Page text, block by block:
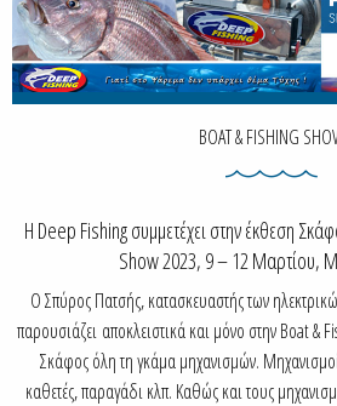
BOAT & FISHING
Η Deep Fishing συμμετέχει στην έκθεση
Show 2023, 9 – 12 Μαρτίου,
Ο Σπύρος Πατσής, κατασκευαστής των
παρουσιάζει αποκλειστικά και μόνο στην Boat
Σκάφος όλη τη γκάμα μηχανισμών.
καθετές, παραγάδι κλπ. Καθώς και τους